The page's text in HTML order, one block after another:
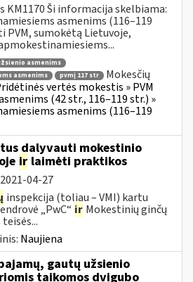
KM1170 Ši informacija skelbiama:
asmenims (116–119
PVM, sumokėtą Lietuvoje,
asmenims
asmenims
pvmį 117 str
Mokesčių
vertės mokestis » PVM
(42 str., 116–119 str.) »
asmenims (116–119
dalyvauti mokestinio
ir laimėti praktikos
2021-04-27
inspekcija (toliau – VMI) kartu
„PwC“ ir Mokestinių ginčų
Naujiena
gautų užsienio
taikomos dvigubo